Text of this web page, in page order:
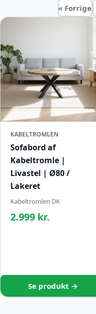
« Forrige
KABELTROMLEN
Sofabord af
Kabeltromle |
Livastel | Ø80 /
Lakeret
Kabeltromlen DK
2.999 kr.
Se produkt →